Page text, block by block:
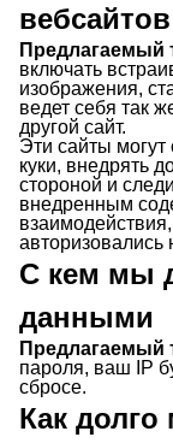
вебсайтов
Предлагаемый
включать
изображения,
ведет себя так
другой сайт.
Эти сайты могут
куки, внедрять
стороной и
внедренным
авторизовались
С кем мы
данными
Предлагаемый
пароля, ваш IP
сбросе.
Как